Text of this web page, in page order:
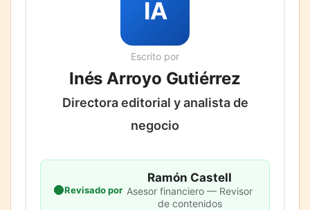
IA
Escrito por
Inés Arroyo Gutiérrez
Directora editorial y analista de
negocio
Revisado por
Ramón Castell
Asesor financiero — Revisor
de contenidos